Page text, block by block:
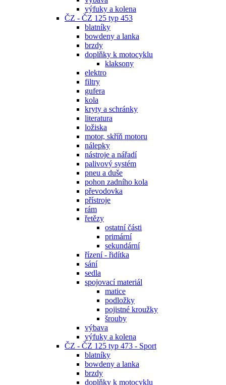
výfuky a kolena
ČZ - ČZ 125 typ 453
blatníky
bowdeny a lanka
brzdy
doplňky k motocyklu
klaksony
elektro
filtry
gufera
kola
kryty a schránky
literatura
ložiska
motor, skříň motoru
nálepky
nástroje a nářadí
palivový systém
pneu a duše
pohon zadního kola
převodovka
přístroje
rám
řetězy
ostatní části
primární
sekundární
řízení - řidítka
sání
sedla
spojovací materiál
matice
podložky
pojistné kroužky
šrouby
výbava
výfuky a kolena
ČZ - ČZ 125 typ 473 - Sport
blatníky
bowdeny a lanka
brzdy
doplňky k motocyklu